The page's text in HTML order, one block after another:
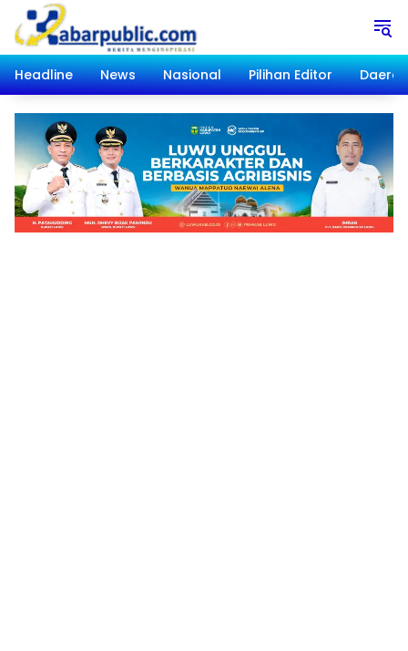
Langsung
konten
Headline
News Nasional Pilihan Editor Daerah